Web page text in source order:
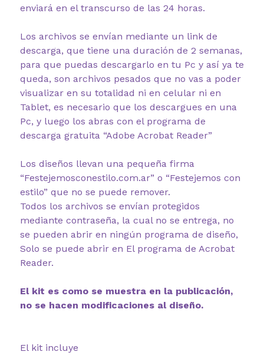
enviará en el transcurso de las 24 horas.
Los archivos se envían mediante un link de
descarga, que tiene una duración de 2 semanas,
para que puedas descargarlo en tu Pc y así ya te
queda, son archivos pesados que no vas a poder
visualizar en su totalidad ni en celular ni en
Tablet, es necesario que los descargues en una
Pc, y luego los abras con el programa de
descarga gratuita “Adobe Acrobat Reader”
Los diseños llevan una pequeña firma
“Festejemosconestilo.com.ar” o “Festejemos con
estilo” que no se puede remover.
Todos los archivos se envían protegidos
mediante contraseña, la cual no se entrega, no
se pueden abrir en ningún programa de diseño,
Solo se puede abrir en El programa de Acrobat
Reader.
El kit es como se muestra en la publicación,
no se hacen modificaciones al diseño.
El kit incluye